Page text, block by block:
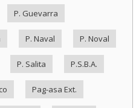
P. Guevarra
P. Naval P. Noval
P. Salita P.S.B.A.
Pag-asa Ext.